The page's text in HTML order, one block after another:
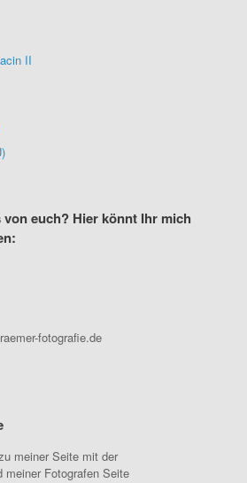
II
euch? Hier könnt Ihr mich
fotografie.de
meiner Seite mit der
meiner Fotografen Seite